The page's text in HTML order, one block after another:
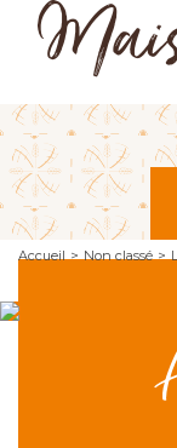
Accueil > Non classé >